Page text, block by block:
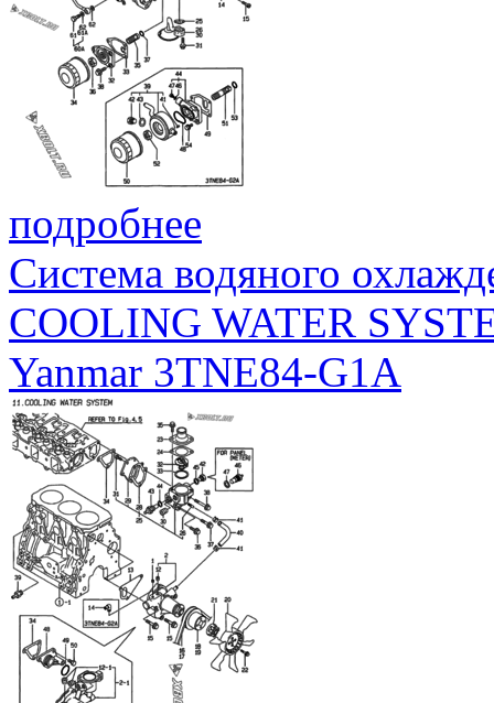
подробнее
Система водяного
COOLING WATER
Yanmar 3TNE84-G1A